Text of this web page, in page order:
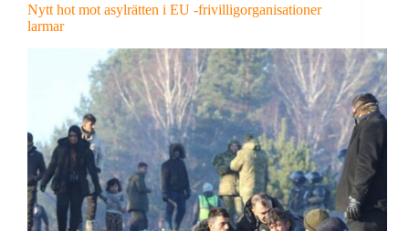
Nytt hot mot asylrätten i EU -frivilligorganisationer
larmar